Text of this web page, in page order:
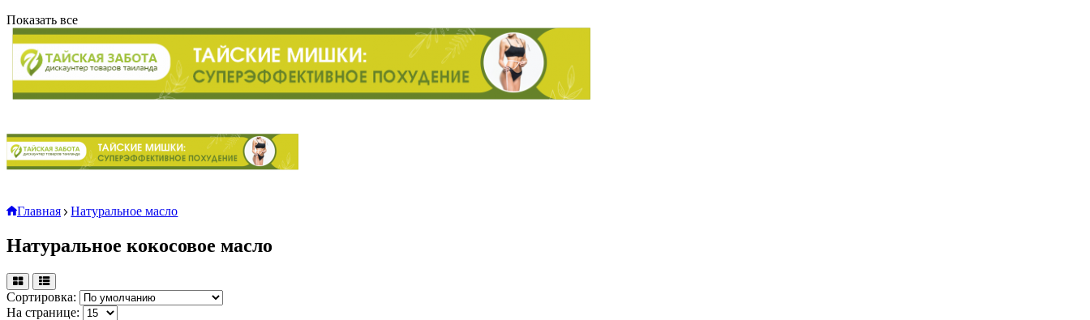
Показать все
Главная Натуральное масло
Натуральное кокосовое масло
Сортировка:
На странице: